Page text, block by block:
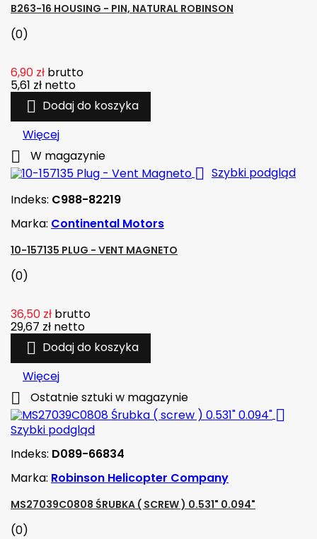
B263-16 HOUSING - PIN, NATURAL ROBINSON
(0)
6,90 zł brutto
5,61 zł netto
 Dodaj do koszyka
Więcej
 W magazynie
 Szybki podgląd
Indeks: C988-82219
Marka: Continental Motors
10-157135 PLUG - VENT MAGNETO
(0)
36,50 zł brutto
29,67 zł netto
 Dodaj do koszyka
Więcej
 Ostatnie sztuki w magazynie

Szybki podgląd
Indeks: D089-66834
Marka: Robinson Helicopter Company
MS27039C0808 ŚRUBKA ( SCREW ) 0.531" 0.094"
(0)